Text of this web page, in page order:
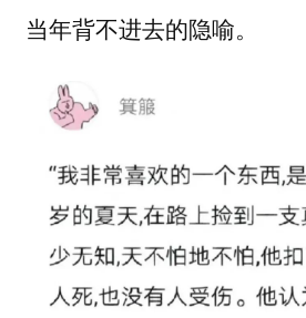
当年背不进去的隐喻。